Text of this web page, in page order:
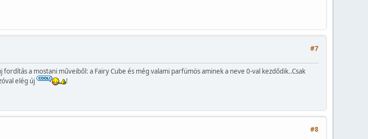
#7
a mostani műveiből: a Fairy Cube és még valami parfümös aminek a neve 0-val kezdődik..Csak
elég új !
#8